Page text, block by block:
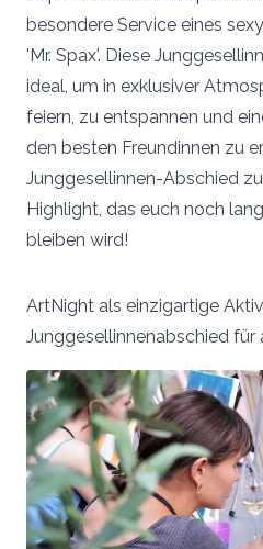
besondere Service eines
'Mr. Spax'. Diese
ideal, um in exklusiver
feiern, zu entspannen und
den besten Freundinnen zu
Junggesellinnen-Abschied
Highlight, das euch noch
bleiben wird!
ArtNight als einzigartige
Junggesellinnenabschied